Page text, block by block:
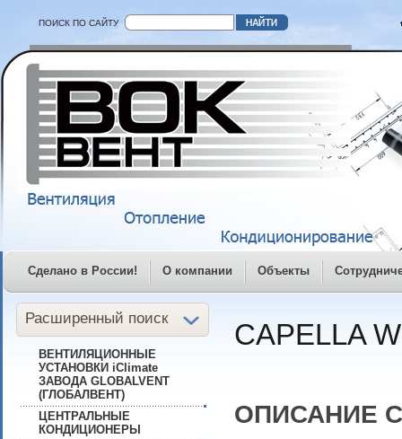
ПОИСК ПО САЙТУ
Сделано в России! О компании Объекты
CAPELLA
ОПИСАНИЕ
Расширенный поиск
ВЕНТИЛЯЦИОННЫЕ
УСТАНОВКИ iClimate
ЗАВОДА GLOBALVENT
(ГЛОБАЛВЕНТ)
ЦЕНТРАЛЬНЫЕ
КОНДИЦИОНЕРЫ